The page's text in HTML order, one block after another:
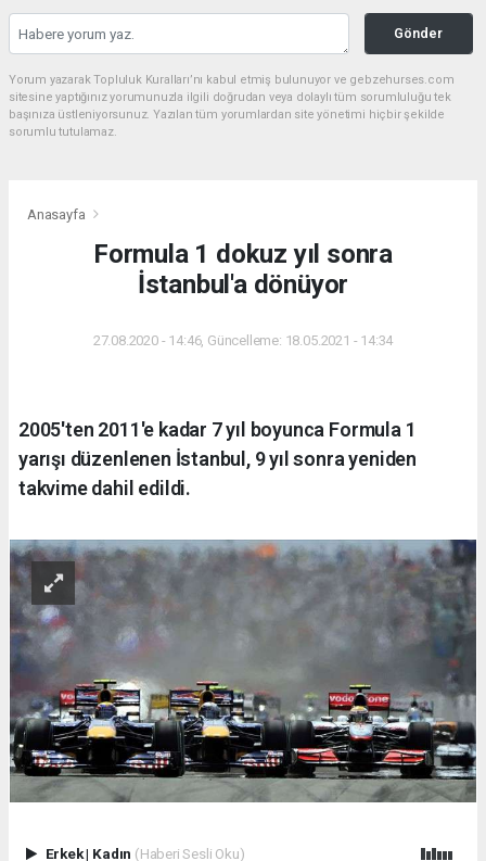
Gönder
Yorum yazarak Topluluk Kuralları’nı kabul etmiş bulunuyor ve gebzehurses.com
sitesine yaptığınız yorumunuzla ilgili doğrudan veya dolaylı tüm sorumluluğu tek
başınıza üstleniyorsunuz. Yazılan tüm yorumlardan site yönetimi hiçbir şekilde
sorumlu tutulamaz.
Anasayfa
Formula 1 dokuz yıl sonra
İstanbul'a dönüyor
27.08.2020 - 14:46, Güncelleme: 18.05.2021 - 14:34
2005'ten 2011'e kadar 7 yıl boyunca Formula 1
yarışı düzenlenen İstanbul, 9 yıl sonra yeniden
takvime dahil edildi.
Erkek| Kadın (Haberi Sesli Oku)